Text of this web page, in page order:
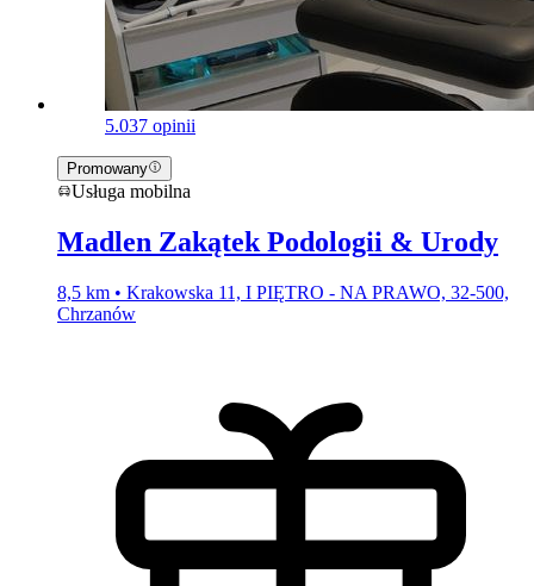
5.037 opinii
Promowany
Usługa mobilna
Madlen Zakątek Podologii & Urody
8,5 km • Krakowska 11, I PIĘTRO - NA PRAWO, 32-500,
Chrzanów